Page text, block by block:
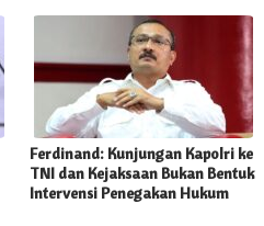
Ferdinand: Kunjungan Kapolri ke
TNI dan Kejaksaan Bukan Bentuk
Intervensi Penegakan Hukum